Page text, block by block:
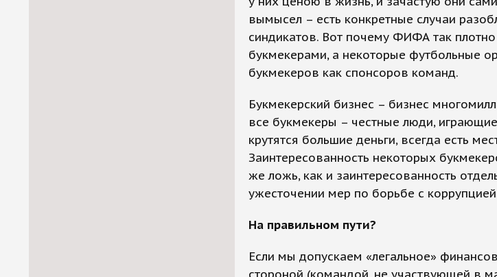
вымысел – есть конкретные случаи
синдикатов. Вот почему ФИФА так
букмекерами, а некоторые футбольные
букмекеров как спонсоров команд.
Букмекерский бизнес – бизнес
все букмекеры – честные люди,
крутятся большие деньги, всегда есть
Заинтересованность некоторых
же ложь, как и заинтересованность
ужесточении мер по борьбе с
На правильном пути?
Если мы допускаем «легальное»